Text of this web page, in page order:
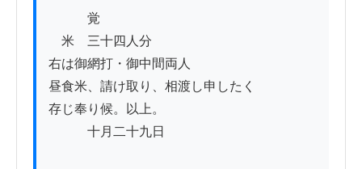
覚
米　三十四人分
右は御網打・御中間両人
昼食米、請け取り、相渡し申したく
存じ奉り候。以上。
十月二十九日